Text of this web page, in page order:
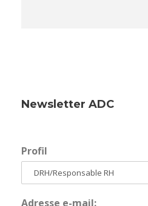
Newsletter ADC
Profil
Adresse e-mail: